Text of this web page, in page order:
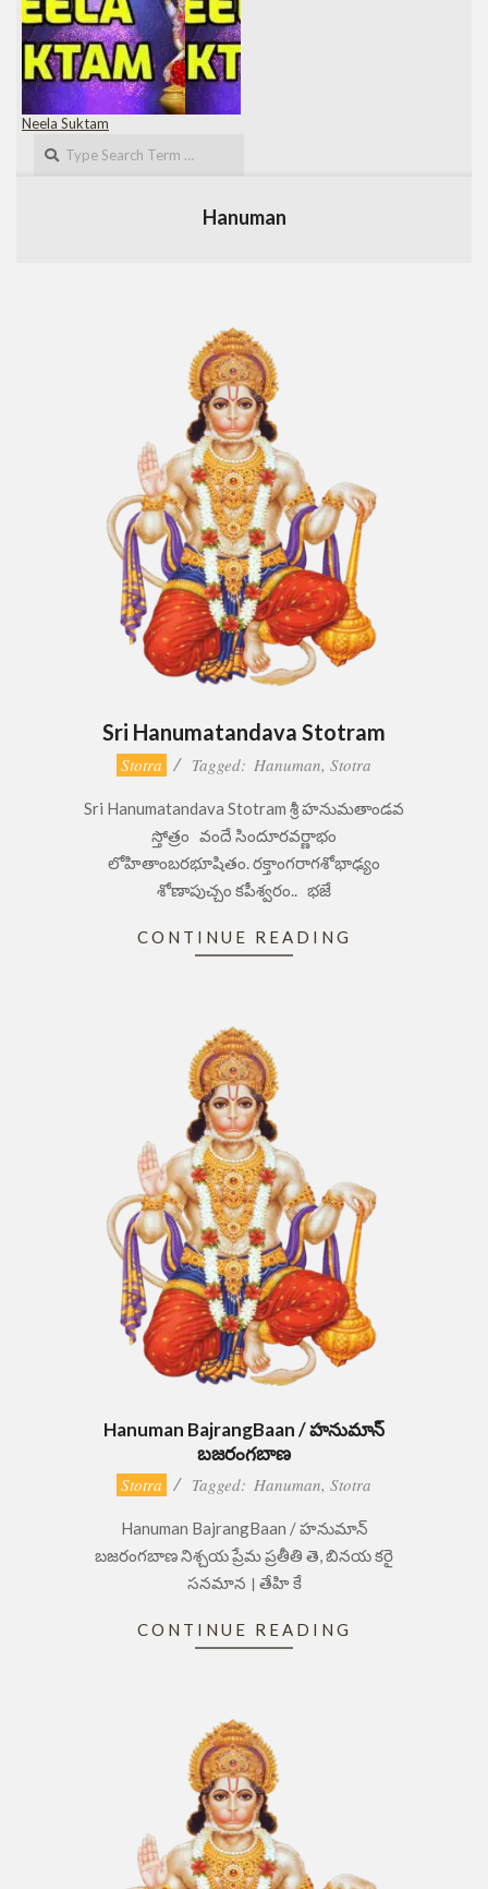
Neela Suktam
Hanuman
Sri Hanumatandava Stotram
2024-
19
Stotra Tagged: Hanuman, Stotra
Sri Hanumatandava Stotram శ్రీ హనుమతాండవ
స్తోత్రం వందే సిందూరవర్ణాభం
లోహితాంబరభూషితం. రక్తాంగరాగశోభాఢ్యం
శోణాపుచ్చం కపీశ్వరం.. భజే
CONTINUE READING
Hanuman BajrangBaan / హనుమాన్
బజరంగబాణ
2023-Stotra Tagged: Hanuman, Stotra
Hanuman BajrangBaan / హనుమాన్
బజరంగబాణ నిశ్చయ ప్రేమ ప్రతీతి తె, బినయ కరై
సనమాన । తేహి కే
CONTINUE READING